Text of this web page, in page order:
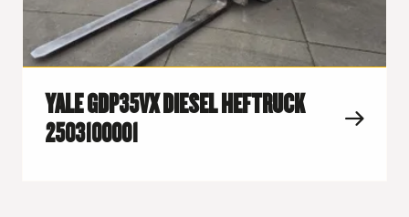
YALE GDP35VX DIESEL HEFTRUCK
2503100001